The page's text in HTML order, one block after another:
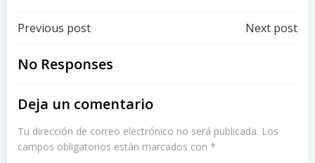
Post
navigation
Previous post Next post
No Responses
Deja un comentario
Tu dirección de correo electrónico no será publicada. Los
campos obligatorios están marcados con *